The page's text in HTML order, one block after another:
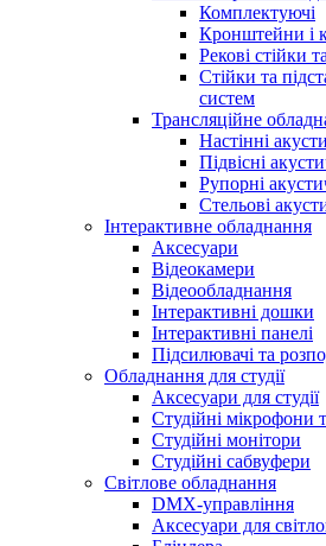
Комплектуючі
Кронштейни і
Рекові стійки
Стійки та
систем
Трансляційне
Настінні
Підвісні
Рупорні
Стельові
Інтерактивне обладнання
Аксесуари
Відеокамери
Відеообладнання
Інтерактивні дошки
Інтерактивні панелі
Підсилювачі та
Обладнання для студії
Аксесуари для студії
Студійні мікрофони
Студійні монітори
Студійні сабвуфери
Світлове обладнання
DMX-управління
Аксесуари для